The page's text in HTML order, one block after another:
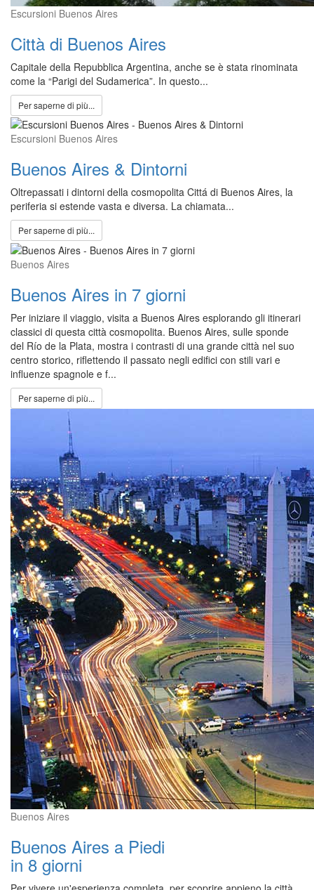
Escursioni Buenos Aires
Città di Buenos Aires
Capitale della Repubblica Argentina, anche se è stata rinominata
come la “Parigi del Sudamerica”. In questo...
Per saperne di più...
Escursioni Buenos Aires
Buenos Aires & Dintorni
Oltrepassati i dintorni della cosmopolita Cittá di Buenos Aires, la
periferia si estende vasta e diversa. La chiamata...
Per saperne di più...
Buenos Aires
Buenos Aires in 7 giorni
Per iniziare il viaggio, visita a Buenos Aires esplorando gli itinerari
classici di questa città cosmopolita. Buenos Aires, sulle sponde
del Río de la Plata, mostra i contrasti di una grande città nel suo
centro storico, riflettendo il passato negli edifici con stili vari e
influenze spagnole e f...
Per saperne di più...
Buenos Aires
Buenos Aires a Piedi
in 8 giorni